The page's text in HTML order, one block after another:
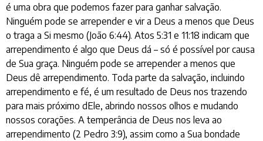
é uma obra que podemos fazer para ganhar salvação.
Ninguém pode se arrepender e vir a Deus a menos que Deus
o traga a Si mesmo (João 6:44). Atos 5:31 e 11:18 indicam que
arrependimento é algo que Deus dá – só é possível por causa
de Sua graça. Ninguém pode se arrepender a menos que
Deus dê arrependimento. Toda parte da salvação, incluindo
arrependimento e fé, é um resultado de Deus nos trazendo
para mais próximo dEle, abrindo nossos olhos e mudando
nossos corações. A temperância de Deus nos leva ao
arrependimento (2 Pedro 3:9), assim como a Sua bondade